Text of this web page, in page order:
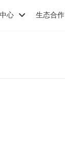
心 生态合作